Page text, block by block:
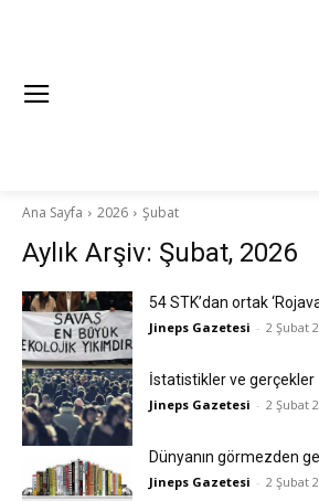
Ana Sayfa 2026 Şubat
Aylık Arşiv: Şubat, 2026
54 STK’dan ortak
Jineps Gazetesi - 2 Şubat
İstatistikler ve gerçekler
Jineps Gazetesi - 2 Şubat
Dünyanın görmezden
Jineps Gazetesi - 2 Şubat